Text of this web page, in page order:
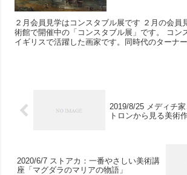
２月会員見学はコンスタブル展です ２月の会員
術館で開催中の「コンスタブル展」です。 コンスタブルは19世紀に
イギリスで活躍した画家です。同時代のターナ
2019/8/25 メディチ
トロンから見る美術
2020/6/7 ストアカ：一番やさしい美術講
座「マグダラのマリアの物語」